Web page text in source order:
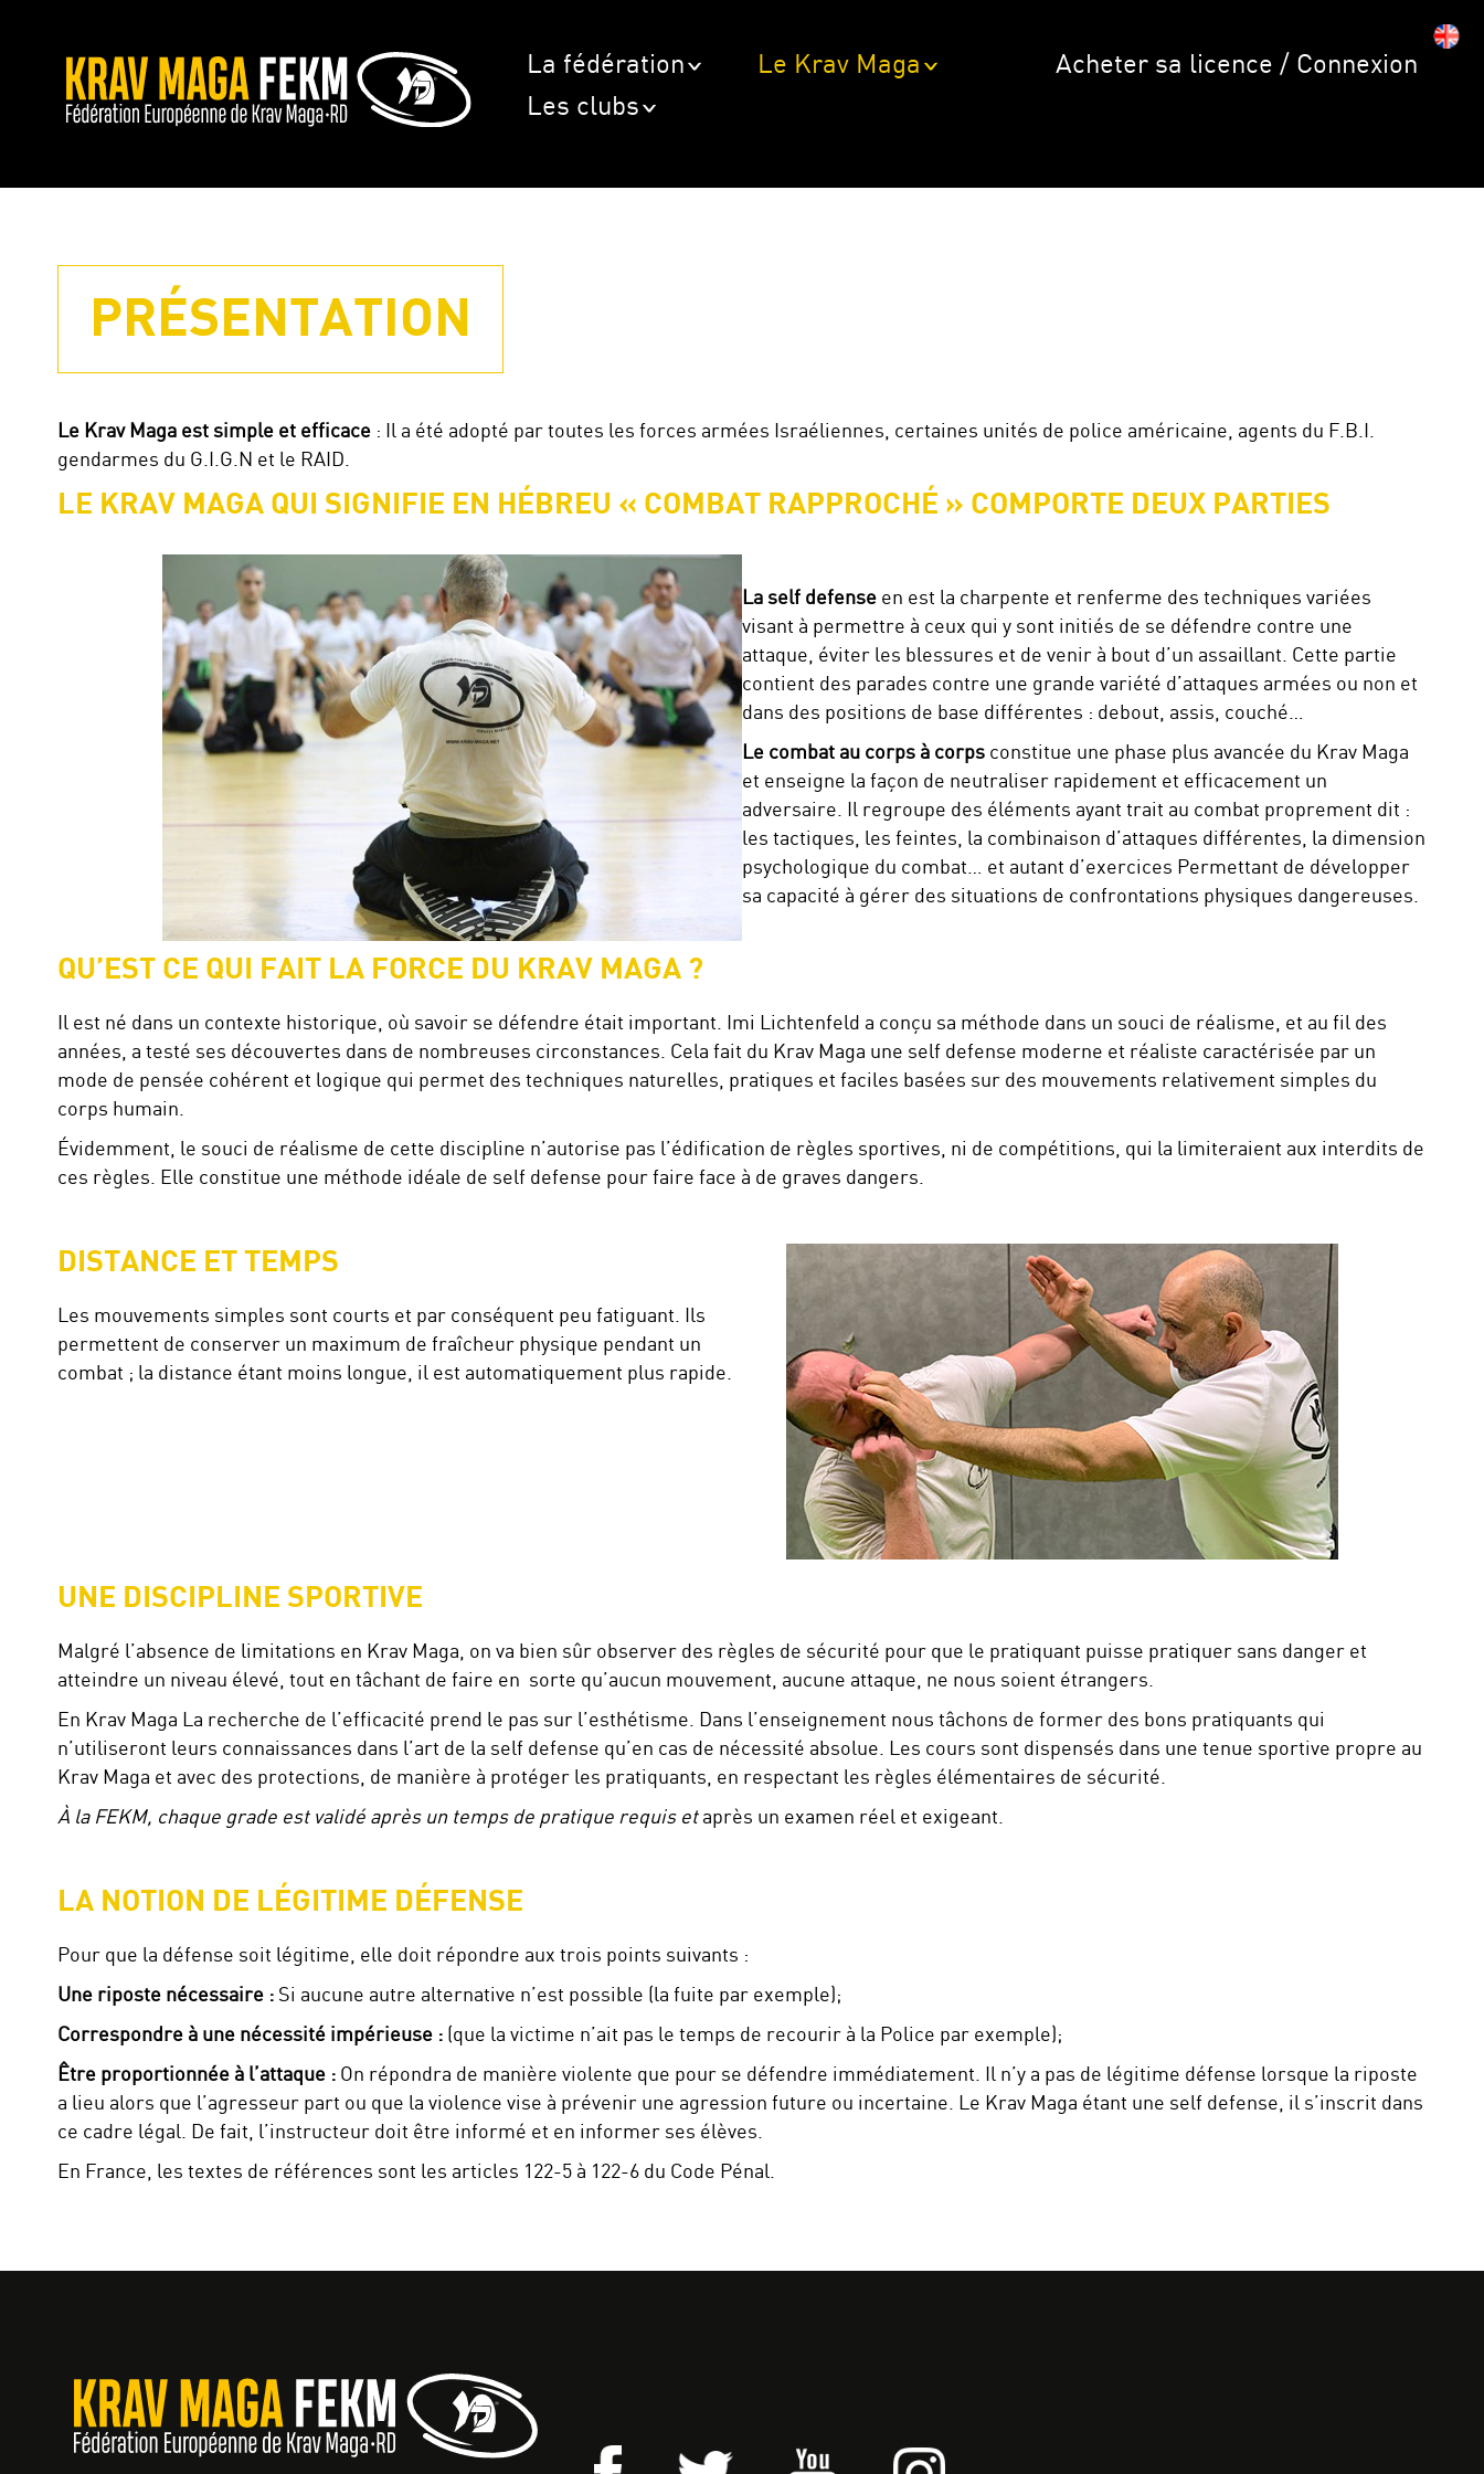
La fédération
Le Krav Maga
Les clubs
Acheter sa licence / Connexion
PRÉSENTATION
Le Krav Maga est simple et efficace : Il a été adopté par toutes les forces armées Israéliennes, certaines unités de police américaine, agents du F.B.I.
gendarmes du G.I.G.N et le RAID.
LE KRAV MAGA QUI SIGNIFIE EN HÉBREU « COMBAT RAPPROCHÉ » COMPORTE DEUX PARTIES
La self defense en est la charpente et renferme des techniques variées
visant à permettre à ceux qui y sont initiés de se défendre contre une
attaque, éviter les blessures et de venir à bout d’un assaillant. Cette partie
contient des parades contre une grande variété d’attaques armées ou non et
dans des positions de base différentes : debout, assis, couché…
Le combat au corps à corps constitue une phase plus avancée du Krav Maga
et enseigne la façon de neutraliser rapidement et efficacement un
adversaire. Il regroupe des éléments ayant trait au combat proprement dit :
les tactiques, les feintes, la combinaison d’attaques différentes, la dimension
psychologique du combat… et autant d’exercices Permettant de développer
sa capacité à gérer des situations de confrontations physiques dangereuses.
QU’EST CE QUI FAIT LA FORCE DU KRAV MAGA ?
Il est né dans un contexte historique, où savoir se défendre était important. Imi Lichtenfeld a conçu sa méthode dans un souci de réalisme, et au fil des
années, a testé ses découvertes dans de nombreuses circonstances. Cela fait du Krav Maga une self defense moderne et réaliste caractérisée par un
mode de pensée cohérent et logique qui permet des techniques naturelles, pratiques et faciles basées sur des mouvements relativement simples du
corps humain.
Évidemment, le souci de réalisme de cette discipline n’autorise pas l’édification de règles sportives, ni de compétitions, qui la limiteraient aux interdits de
ces règles. Elle constitue une méthode idéale de self defense pour faire face à de graves dangers.
DISTANCE ET TEMPS
Les mouvements simples sont courts et par conséquent peu fatiguant. Ils
permettent de conserver un maximum de fraîcheur physique pendant un
combat ; la distance étant moins longue, il est automatiquement plus rapide.
UNE DISCIPLINE SPORTIVE
Malgré l’absence de limitations en Krav Maga, on va bien sûr observer des règles de sécurité pour que le pratiquant puisse pratiquer sans danger et
atteindre un niveau élevé, tout en tâchant de faire en sorte qu’aucun mouvement, aucune attaque, ne nous soient étrangers.
En Krav Maga La recherche de l’efficacité prend le pas sur l’esthétisme. Dans l’enseignement nous tâchons de former des bons pratiquants qui
n’utiliseront leurs connaissances dans l’art de la self defense qu’en cas de nécessité absolue. Les cours sont dispensés dans une tenue sportive propre au
Krav Maga et avec des protections, de manière à protéger les pratiquants, en respectant les règles élémentaires de sécurité.
À la FEKM, chaque grade est validé après un temps de pratique requis et après un examen réel et exigeant.
LA NOTION DE LÉGITIME DÉFENSE
Pour que la défense soit légitime, elle doit répondre aux trois points suivants :
Une riposte nécessaire : Si aucune autre alternative n’est possible (la fuite par exemple);
Correspondre à une nécessité impérieuse : (que la victime n’ait pas le temps de recourir à la Police par exemple);
Être proportionnée à l’attaque : On répondra de manière violente que pour se défendre immédiatement. Il n’y a pas de légitime défense lorsque la riposte
a lieu alors que l’agresseur part ou que la violence vise à prévenir une agression future ou incertaine. Le Krav Maga étant une self defense, il s’inscrit dans
ce cadre légal. De fait, l’instructeur doit être informé et en informer ses élèves.
En France, les textes de références sont les articles 122-5 à 122-6 du Code Pénal.